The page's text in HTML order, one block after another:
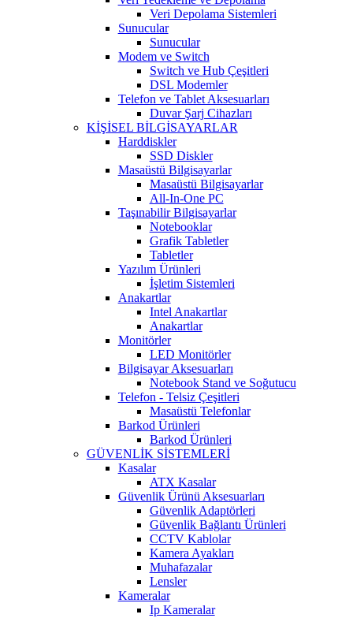
Veri Depolama Sistemleri
Sunucular
Sunucular
Modem ve Switch
Switch ve Hub Çeşitleri
DSL Modemler
Telefon ve Tablet Aksesuarları
Duvar Şarj Cihazları
KİŞİSEL BİLGİSAYARLAR
Harddiskler
SSD Diskler
Masaüstü Bilgisayarlar
Masaüstü Bilgisayarlar
All-In-One PC
Taşınabilir Bilgisayarlar
Notebooklar
Grafik Tabletler
Tabletler
Yazılım Ürünleri
İşletim Sistemleri
Anakartlar
Intel Anakartlar
Anakartlar
Monitörler
LED Monitörler
Bilgisayar Aksesuarları
Notebook Stand ve Soğutucu
Telefon - Telsiz Çeşitleri
Masaüstü Telefonlar
Barkod Ürünleri
Barkod Ürünleri
GÜVENLİK SİSTEMLERİ
Kasalar
ATX Kasalar
Güvenlik Ürünü Aksesuarları
Güvenlik Adaptörleri
Güvenlik Bağlantı Ürünleri
CCTV Kablolar
Kamera Ayakları
Muhafazalar
Lensler
Kameralar
Ip Kameralar